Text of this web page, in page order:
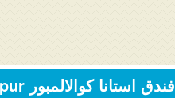
فندق استانا كوالالمبور Istana Kuala Lumpur